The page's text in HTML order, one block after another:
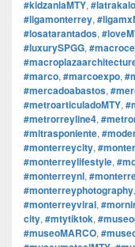
#kidzaniaMTY,
#ligamonterrey,
#losatarantados,
#luxurySPGG,
#marco, #marcoexpo,
#mercadoabastos,
#metroarticuladoMTY,
#metrorreyline4,
#mitrasponiente,
#monterreycity,
#monterreylifestyle,
#monterreynl,
#monterreyphotography,
#monterreyviral,
city, #mtytiktok,
#museoMARCO,